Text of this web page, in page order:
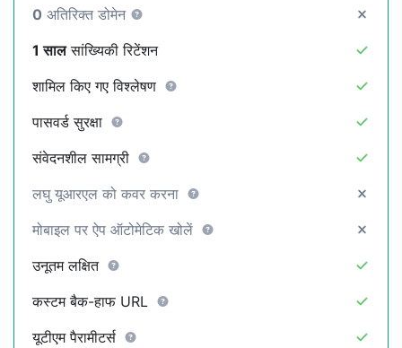
0 अतिरिक्त डोमेन
1 सालसांख्यिकी रिटेंशन
शामिल किए गए विश्लेषण
पासवर्ड सुरक्षा
संवेदनशील सामग्री
लघु यूआरएल को कवर करना
मोबाइल पर ऐप ऑटोमेटिक खोलें
उनूतम लक्षित
कस्टम बैक-हाफ URL
यूटीएम पैरामीटर्स